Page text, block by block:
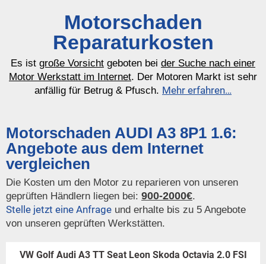
Motorschaden
Reparaturkosten
Es ist große Vorsicht geboten bei der Suche nach einer
Motor Werkstatt im Internet. Der Motoren Markt ist sehr
anfällig für Betrug & Pfusch. Mehr erfahren…
Motorschaden AUDI A3 8P1 1.6:
Angebote aus dem Internet
vergleichen
Die Kosten um den Motor zu reparieren von unseren
geprüften Händlern liegen bei: 900-2000€.
Stelle jetzt eine Anfrage und erhalte bis zu 5 Angebote
von unseren geprüften Werkstätten.
VW Golf Audi A3 TT Seat Leon Skoda Octavia 2.0 FSI